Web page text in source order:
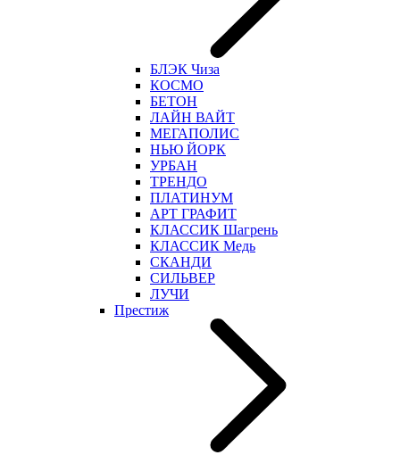
БЛЭК Чиза
КОСМО
БЕТОН
ЛАЙН ВАЙТ
МЕГАПОЛИС
НЬЮ ЙОРК
УРБАН
ТРЕНДО
ПЛАТИНУМ
АРТ ГРАФИТ
КЛАССИК Шагрень
КЛАССИК Медь
СКАНДИ
СИЛЬВЕР
ЛУЧИ
Престиж